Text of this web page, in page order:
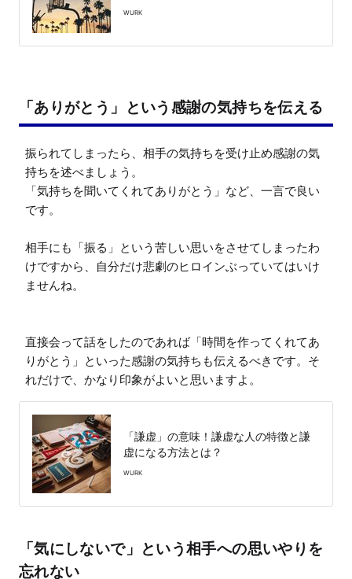
WURK
「ありがとう」という感謝の気持ちを伝える
振られてしまったら、相手の気持ちを受け止め感謝の気
持ちを述べましょう。
「気持ちを聞いてくれてありがとう」など、一言で良い
です。
相手にも「振る」という苦しい思いをさせてしまったわ
けですから、自分だけ悲劇のヒロインぶっていてはいけ
ませんね。
直接会って話をしたのであれば「時間を作ってくれてあ
りがとう」といった感謝の気持ちも伝えるべきです。そ
れだけで、かなり印象がよいと思いますよ。
「謙虚」の意味！謙虚な人の特徴と謙
虚になる方法とは？
WURK
「気にしないで」という相手への思いやりを
忘れない